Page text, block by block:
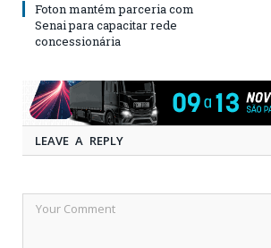
Foton mantém parceria com
Senai para capacitar rede
concessionária
LEAVE A REPLY